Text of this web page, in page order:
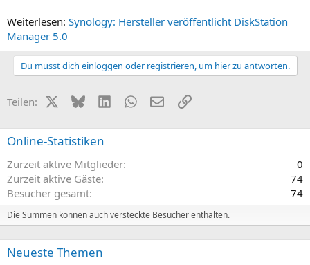
Weiterlesen: Synology: Hersteller veröffentlicht DiskStation
Manager 5.0
Du musst dich einloggen oder registrieren, um hier zu antworten.
Teilen: X (Twitter)
BlueskyLinkedInWhatsApp
E-MailLink
Online-Statistiken
Zurzeit aktive Mitglieder
0
Zurzeit aktive Gäste
74
Besucher gesamt
74
Die Summen können auch versteckte Besucher enthalten.
Neueste Themen